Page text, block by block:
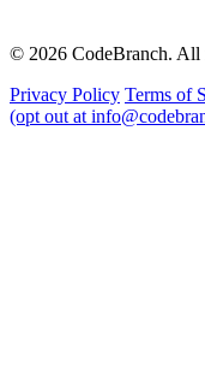
© 2026 CodeBranch. All
Privacy Policy Terms of
(opt out at